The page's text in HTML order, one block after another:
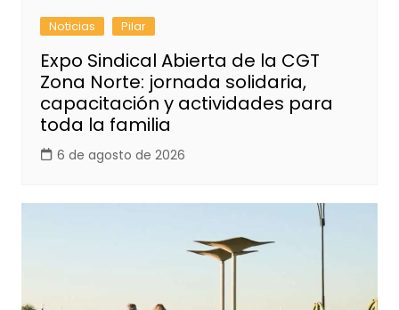
Noticias Pilar
Expo Sindical Abierta de la CGT
Zona Norte: jornada solidaria,
capacitación y actividades para
toda la familia
6 de agosto de 2026